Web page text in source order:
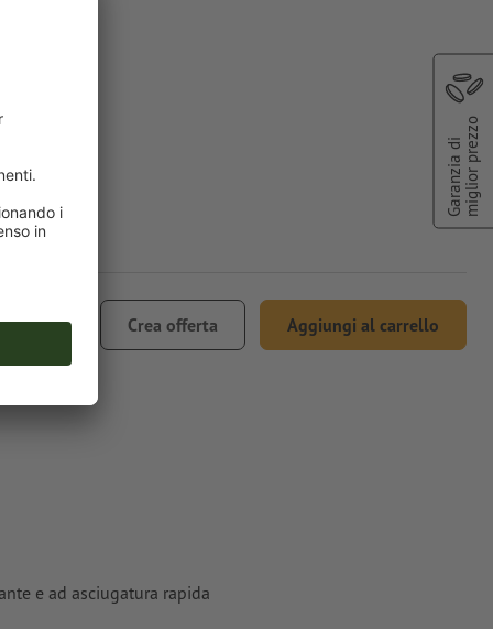
Crea offerta Aggiungi al carrello
e ad asciugatura rapida
Garanzia dimiglior prezzo